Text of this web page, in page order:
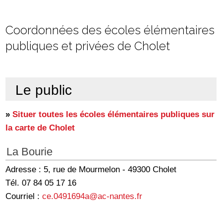
Coordonnées des écoles élémentaires
publiques et privées de Cholet
Le public
»Situer toutes les écoles élémentaires publiques sur
la carte de Cholet
La Bourie
Adresse : 5, rue de Mourmelon - 49300 Cholet
Tél. 07 84 05 17 16
Courriel :ce.0491694a@ac-nantes.fr